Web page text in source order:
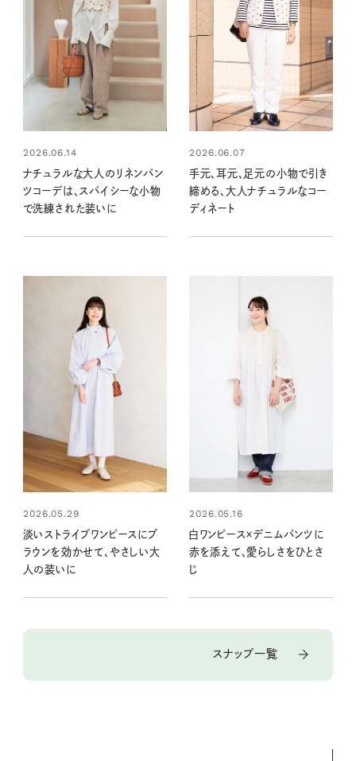
2026.06.14
ナチュラルな大人のリネンパン
ツコーデは、スパイシーな小物
で洗練された装いに
2026.06.07
手元、耳元、足元の小物で引き
締める、大人ナチュラルなコー
ディネート
2026.05.29
淡いストライプワンピースにブ
ラウンを効かせて、やさしい大
人の装いに
2026.05.16
白ワンピース×デニムパンツに
赤を添えて、愛らしさをひとさ
じ
スナップ一覧